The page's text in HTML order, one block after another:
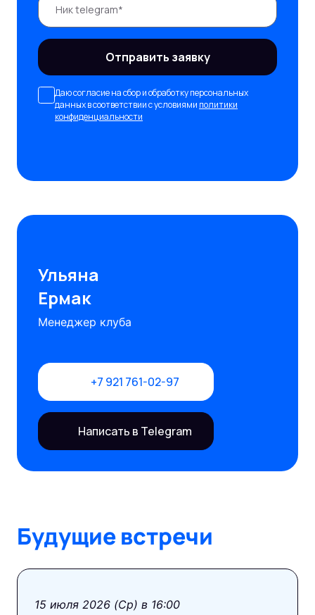
Ульяна
Ермак
Менеджер клуба
+7 921 761-02-97
Написать в Telegram
Отправить заявку
Даю согласие на сбор и обработку персональных
данных в соответствии с условиями политики
конфиденциальности
Будущие встречи
15 июля 2026 (Ср) в 16:00